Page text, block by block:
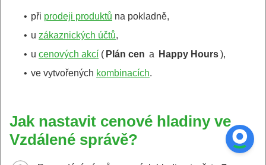
• při prodeji produktů na pokladně,
• u zákaznických účtů,
• ucenových akcí ( Plán cen a Happy Hours),
• ve vytvořených kombinacích.
Jak nastavit cenové hladiny ve
Vzdálené správě?